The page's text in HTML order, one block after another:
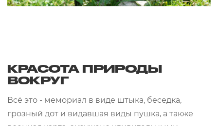
КРАСОТА ПРИРОДЫ
ВОКРУГ
Всё это - мемориал в виде штыка, беседка,
грозный дот и видавшая виды пушка, а также